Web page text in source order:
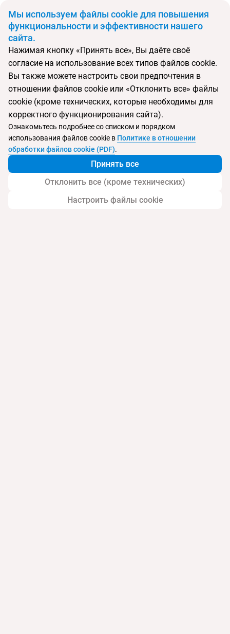
BYN
Откуда
Минск
Куда
Китай
Дата отъезда Ночей
0
Взрослые
2
Дети
Найти тур
Запросить у менеджера
Поиск временно не работает
Мы используем файлы cookie для повышения
функциональности и эффективности нашего
сайта.
Нажимая кнопку «Принять все», Вы даёте своё
согласие на использование всех типов файлов cookie.
Вы также можете настроить свои предпочтения в
отношении файлов cookie или «Отклонить все» файлы
cookie (кроме технических, которые необходимы для
корректного функционирования сайта).
Ознакомьтесь подробнее со списком и порядком
использования файлов cookie в Политике в отношении
обработки файлов cookie (PDF).
Принять все
Отклонить все (кроме технических)
Настроить файлы cookie